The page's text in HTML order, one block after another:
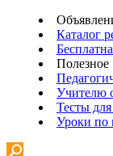
Каталог
Полезное
Учителю
Тесты
Уроки по